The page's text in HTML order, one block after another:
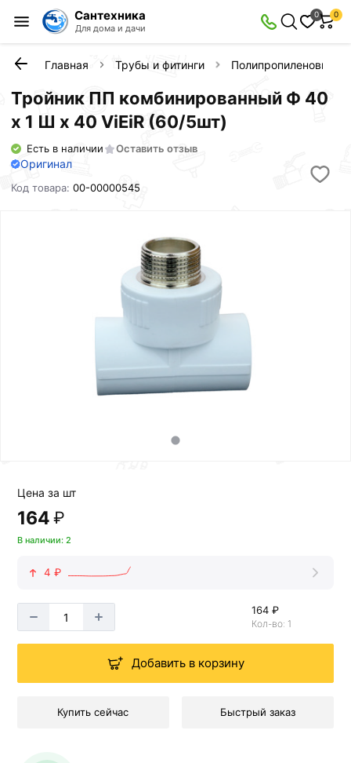
Сантехника
Для дома и дачи
0 0
Главная Трубы и фитинги Полипропиленовые
Тройник ПП комбинированный Ф 40
х 1 Ш х 40 ViEiR (60/5шт)
Есть в наличии Оставить отзыв
Оригинал
Код товара:00-00000545
Цена за шт
164 ₽
В наличии: 2
4 ₽
164 ₽
Кол-во: 1
Добавить в корзину
Купить сейчас Быстрый заказ